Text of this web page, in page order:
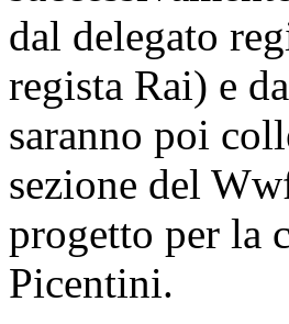
dal delegato
regista Rai) e
saranno poi
sezione del
progetto per la
Picentini.